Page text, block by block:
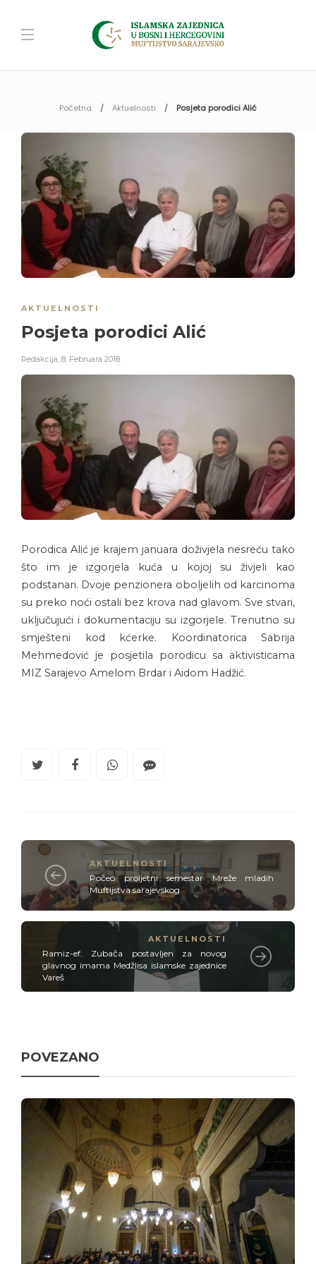
Početna Aktuelnosti Posjeta porodici Alić
AKTUELNOSTI
Posjeta porodici Alić
Redakcija, 8. Februara 2018.
Porodica Alić je krajem januara doživjela nesreću tako
što im je izgorjela kuća u kojoj su živjeli kao
podstanari. Dvoje penzionera oboljelih od karcinoma
su preko noći ostali bez krova nad glavom. Sve stvari,
uključujući i dokumentaciju su izgorjele. Trenutno su
smješteni kod kćerke. Koordinatorica Sabrija
Mehmedović je posjetila porodicu sa aktivisticama
MIZ Sarajevo Amelom Brdar i Aidom Hadžić.
AKTUELNOSTI
Počeo proljetni semestar Mreže mladih
Muftijstva sarajevskog
AKTUELNOSTI
Ramiz-ef. Zubača postavljen za novog
glavnog imama Medžlisa islamske zajednice
Vareš
POVEZANO